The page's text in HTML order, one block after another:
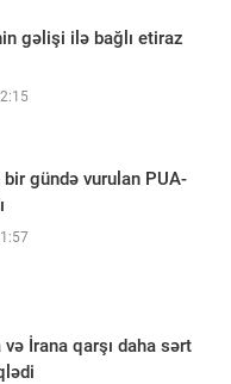
gəlişi ilə bağlı etiraz
bir gündə vurulan PUA-
və İrana qarşı daha sərt